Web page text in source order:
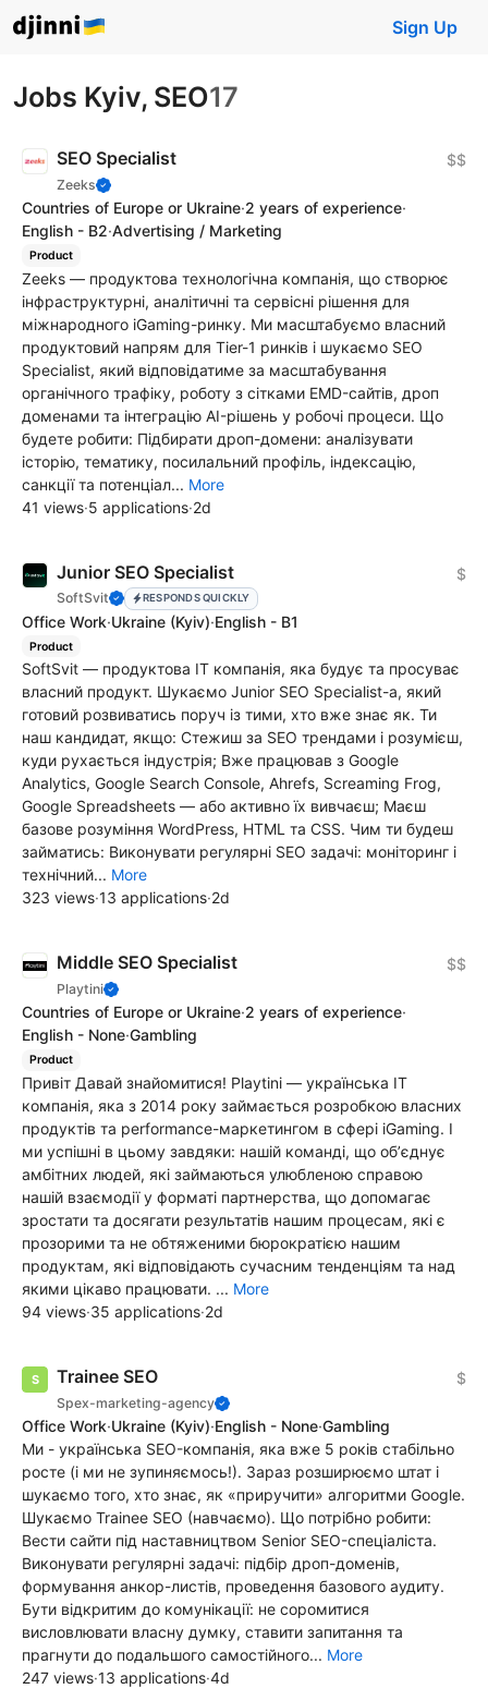
Sign Up
Jobs Kyiv, SEO17
SEO Specialist
Zeeks
$$
Countries of Europe or Ukraine·2 years of experience·
English - B2·Advertising / Marketing
Product
Zeeks — продуктова технологічна компанія, що створює
інфраструктурні, аналітичні та сервісні рішення для
міжнародного iGaming-ринку. Ми масштабуємо власний
продуктовий напрям для Tier-1 ринків і шукаємо SEO
Specialist, який відповідатиме за масштабування
органічного трафіку, роботу з сітками EMD-сайтів, дроп
доменами та інтеграцію AI-рішень у робочі процеси. Що
будете робити: Підбирати дроп-домени: аналізувати
історію, тематику, посилальний профіль, індексацію,
санкції та потенціал... More
41 views·5 applications·2d
Junior SEO Specialist
SoftSvit RESPONDS QUICKLY
$
Office Work·Ukraine (Kyiv)·English - B1
Product
SoftSvit — продуктова IT компанія, яка будує та просуває
власний продукт. Шукаємо Junior SEO Specialist-а, який
готовий розвиватись поруч із тими, хто вже знає як. Ти
наш кандидат, якщо: Стежиш за SEO трендами і розумієш,
куди рухається індустрія; Вже працював з Google
Analytics, Google Search Console, Ahrefs, Screaming Frog,
Google Spreadsheets — або активно їх вивчаєш; Маєш
базове розуміння WordPress, HTML та CSS. Чим ти будеш
займатись: Виконувати регулярні SEO задачі: моніторинг і
технічний... More
323 views·13 applications·2d
Middle SEO Specialist
Playtini
$$
Countries of Europe or Ukraine·2 years of experience·
English - None·Gambling
Product
Привіт Давай знайомитися! Playtini — українська ІТ
компанія, яка з 2014 року займається розробкою власних
продуктів та performance-маркетингом в сфері iGaming. І
ми успішні в цьому завдяки: нашій команді, що обʼєднує
амбітних людей, які займаються улюбленою справою
нашій взаємодії у форматі партнерства, що допомагає
зростати та досягати результатів нашим процесам, які є
прозорими та не обтяженими бюрократією нашим
продуктам, які відповідають сучасним тенденціям та над
якими цікаво працювати. ... More
94 views·35 applications·2d
Trainee SEO
Spex-marketing-agency
$
Office Work·Ukraine (Kyiv)·English - None·Gambling
Ми - українська SEO-компанія, яка вже 5 років стабільно
росте (і ми не зупиняємось!). Зараз розширюємо штат і
шукаємо того, хто знає, як «приручити» алгоритми Google.
Шукаємо Trainee SEO (навчаємо). Що потрібно робити:
Вести сайти під наставництвом Senior SEO-спеціаліста.
Виконувати регулярні задачі: підбір дроп-доменів,
формування анкор-листів, проведення базового аудиту.
Бути відкритим до комунікації: не соромитися
висловлювати власну думку, ставити запитання та
прагнути до подальшого самостійного... More
247 views·13 applications·4d